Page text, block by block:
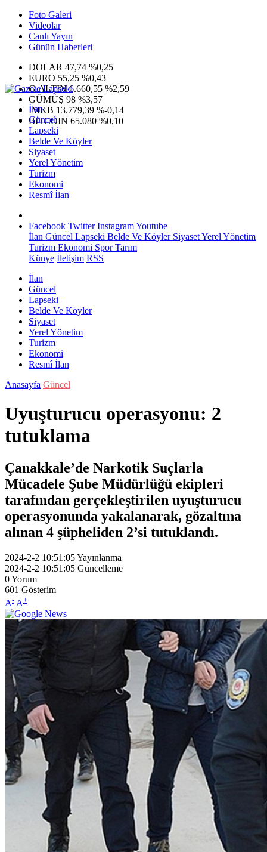
Foto Galeri
Videolar
Canlı Yayın
Günün Haberleri
DOLAR 47,74 %0,25
EURO 55,25 %0,43
G.ALTIN6.660,55 %2,59
GÜMÜŞ 98 %3,57
IMKB 13.779,39 %-0,14
BITCOIN 65.080 %0,10
İlan
Güncel
Lapseki
Belde Ve Köyler
Siyaset
Yerel Yönetim
Turizm
Ekonomi
Resmî İlan
Facebook Twitter InstagramYoutube
İlan Güncel Lapseki Belde Ve KöylerSiyasetYerel Yönetim
Turizm Ekonomi SporTarım
Künye İletişim RSS
İlan
Güncel
Lapseki
Belde Ve Köyler
Siyaset
Yerel Yönetim
Turizm
Ekonomi
Resmî İlan
Anasayfa Güncel
Uyuşturucu operasyonu: 2
tutuklama
Çanakkale’de Narkotik Suçlarla
Mücadele Şube Müdürlüğü ekipleri
tarafından gerçekleştirilen uyuşturucu
operasyonunda yakalanarak, gözaltına
alınan 4 şüpheliden 2’si tutuklandı.
2024-2-2 10:51:05Yayınlanma
2024-2-2 10:51:05 Güncelleme
0Yorum
601 Gösterim
A- A+